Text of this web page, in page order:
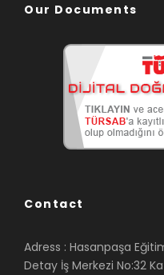
Our Documents
Contact
Adress : Hasanpaşa
Detay İş Merkezi No:32